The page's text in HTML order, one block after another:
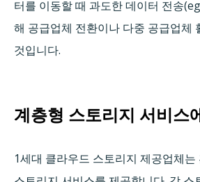
터를 이동할 때 과도한 데이터 전송
해 공급업체 전환이나 다중 공급업체
것입니다.
계층형 스토리지 서비스
1세대 클라우드 스토리지 제공업체는